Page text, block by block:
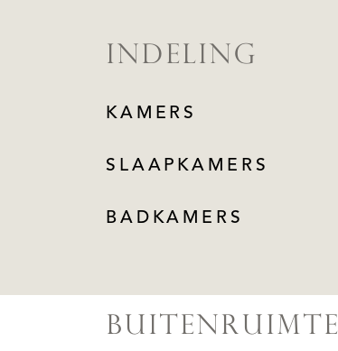
INDELING
KAMERS
SLAAPKAMERS
BADKAMERS
BUITENRUIMTE